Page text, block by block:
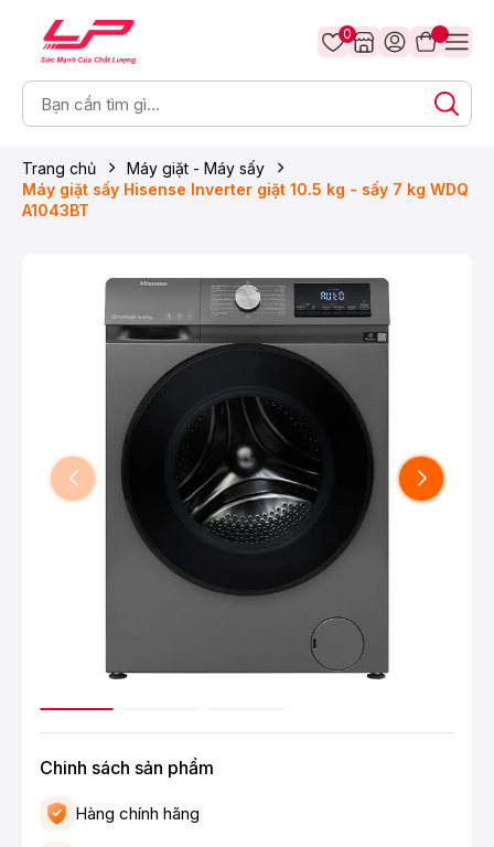
0
Trang chủ
Máy giặt - Máy sấy
Máy giặt sấy Hisense Inverter giặt 10.5 kg - sấy 7 kg WDQ
A1043BT
Chinh sách sản phẩm
Hàng chính hãng